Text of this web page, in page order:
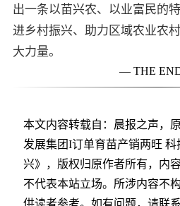
出一条以苗兴农、以业富民的
进乡村振兴、助力区域农业农
大力量。
— THE
本文内容转载自：晨报之声，
发展集团I订单育苗产销两旺
兴》，版权归原作者所有，内
不代表本站立场。所涉内容不
供读者参考。如有问题，请联